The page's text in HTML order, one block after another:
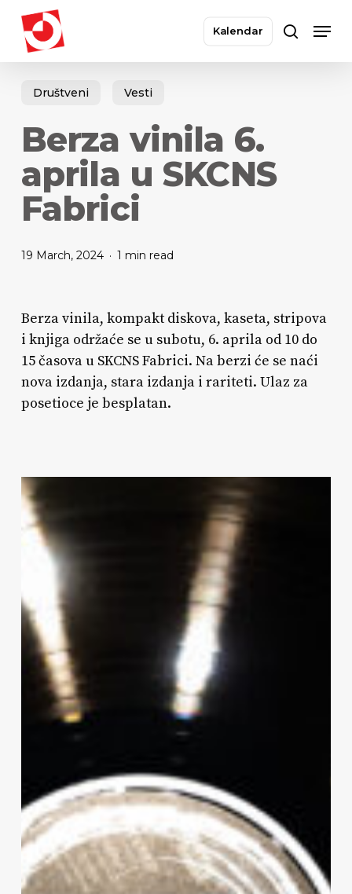
main
Kalendar search
Društveni Vesti
Berza vinila 6.
aprila u SKCNS
Fabrici
19 March, 2024 1 min read
Berza vinila, kompakt diskova, kaseta, stripova
i knjiga održaće se u subotu, 6. aprila od 10 do
15 časova u SKCNS Fabrici. Na berzi će se naći
nova izdanja, stara izdanja i rariteti. Ulaz za
posetioce je besplatan.
Berza
vinila
razmena
udžbenika
avgusta
u
SKCNS
Fabrici